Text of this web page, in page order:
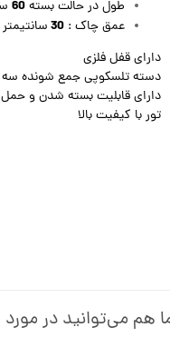
طول در حالت بسته60
عمق چاک : 30سانتیمتر
دارای قفل فلزی
دسته تلسکوپی جمع شونده سه
دارای قابلیت بسته شدن و
تور با کیفیت بالا
هم می‌توانید در مورد